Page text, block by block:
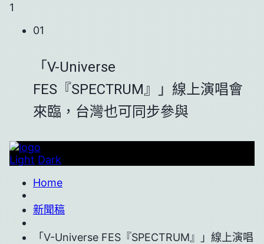
1
01
「V-Universe
FES『SPECTRUM』」線上演唱會
來臨，台灣也可同步參與
Light Dark
Home
新聞稿
「V-Universe FES『SPECTRUM』」線上演唱